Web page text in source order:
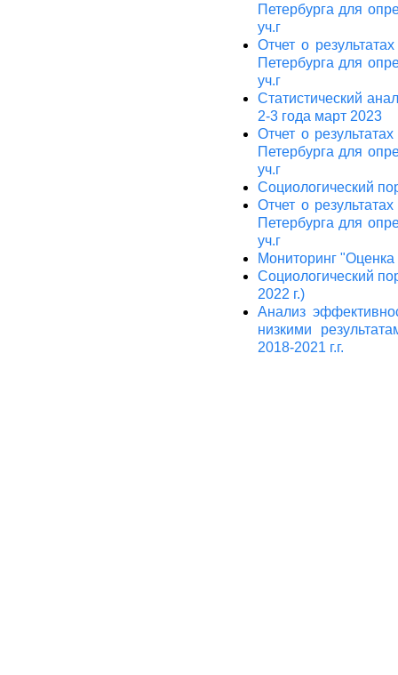
Петербурга для
уч.г
Отчет о
Петербурга для
уч.г
Статистический
2-3 года март 2023
Отчет о
Петербурга для
уч.г
Социологический
Отчет о
Петербурга для
уч.г
Мониторинг
Социологический
2022 г.)
Анализ
низкими
2018-2021 г.г.